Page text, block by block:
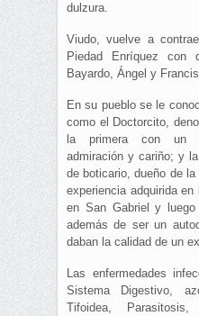
dulzura.
Viudo, vuelve a
Piedad Enríquez con
Bayardo, Ángel y
En su pueblo se le
como el Doctorcito,
la primera con un
admiración y cariño; y
de boticario, dueño de la
experiencia adquirida
en San Gabriel y
además de ser un
daban la calidad de un
Las enfermedades
Sistema Digestivo,
Tifoidea,